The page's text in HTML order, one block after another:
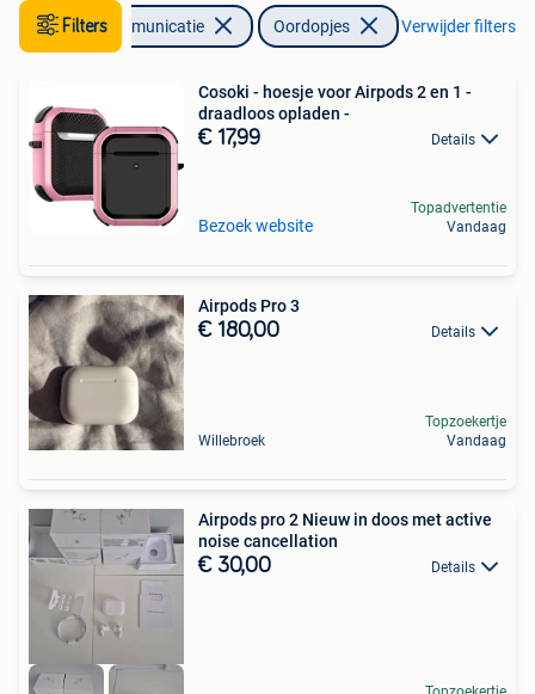
Filters
Telecommunicatie Oordopjes Verwijder filters
Cosoki - hoesje voor Airpods 2 en 1 -
draadloos opladen -
€ 17,99 Details
Bezoek website
Topadvertentie
Vandaag
Airpods Pro 3
€ 180,00 Details
Willebroek
Topzoekertje
Vandaag
Airpods pro 2 Nieuw in doos met active
noise cancellation
€ 30,00 Details